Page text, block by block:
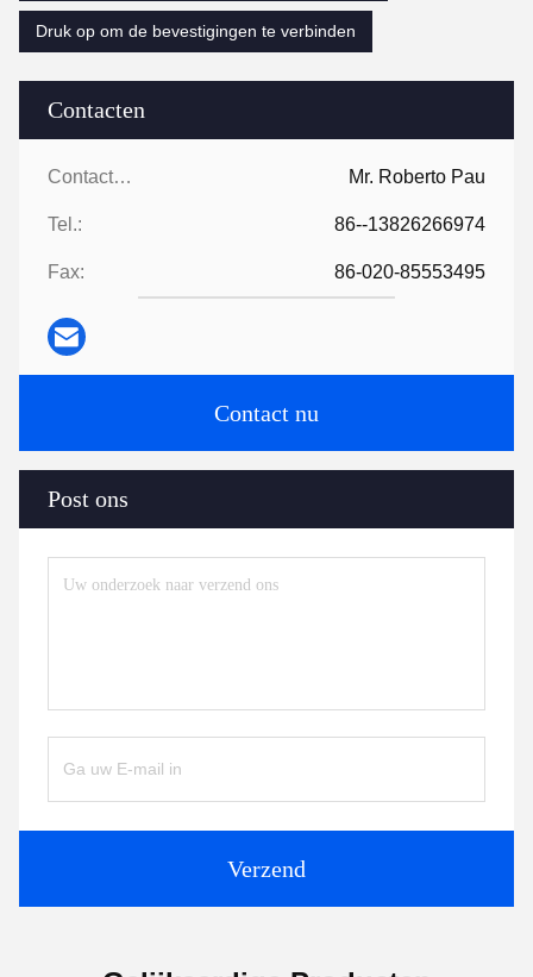
Contacten
Contacten: Mr. Roberto Pau
Tel.: 86--13826266974
Fax: 86-020-85553495
Contact nu
Post ons
Verzend
Druk op om de bevestigingen te verbinden